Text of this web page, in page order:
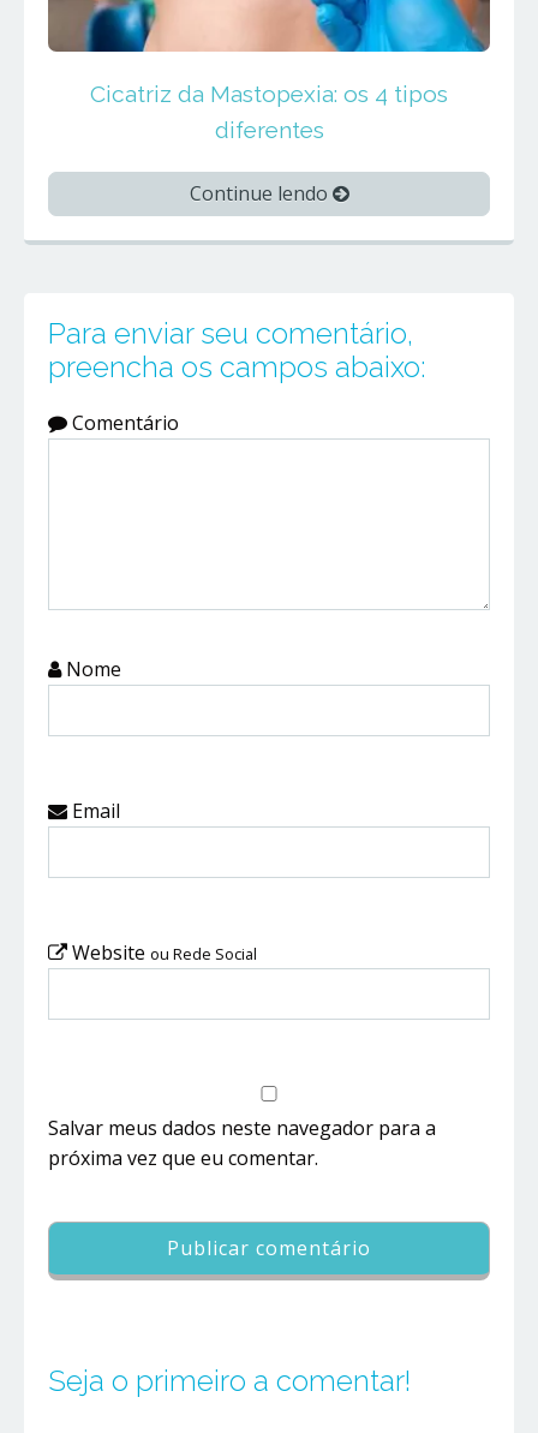
Cicatriz da Mastopexia: os 4 tipos
diferentes
Continue lendo
Para enviar seu comentário,
preencha os campos abaixo:
Comentário
Nome
Email
Website ou Rede Social
Salvar meus dados neste navegador para a
próxima vez que eu comentar.
Seja o primeiro a comentar!